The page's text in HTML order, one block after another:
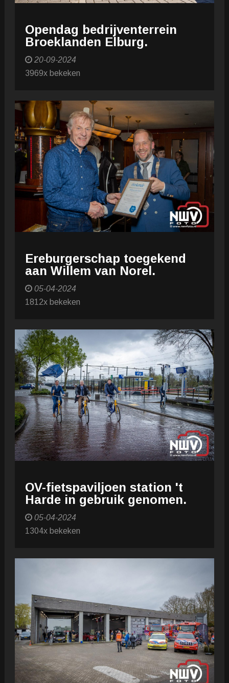
Opendag bedrijventerrein
Broeklanden Elburg.
20-09-2024
3969x bekeken
Ereburgerschap toegekend
aan Willem van Norel.
05-04-2024
1812x bekeken
OV-fietspaviljoen station 't
Harde in gebruik genomen.
05-04-2024
1304x bekeken